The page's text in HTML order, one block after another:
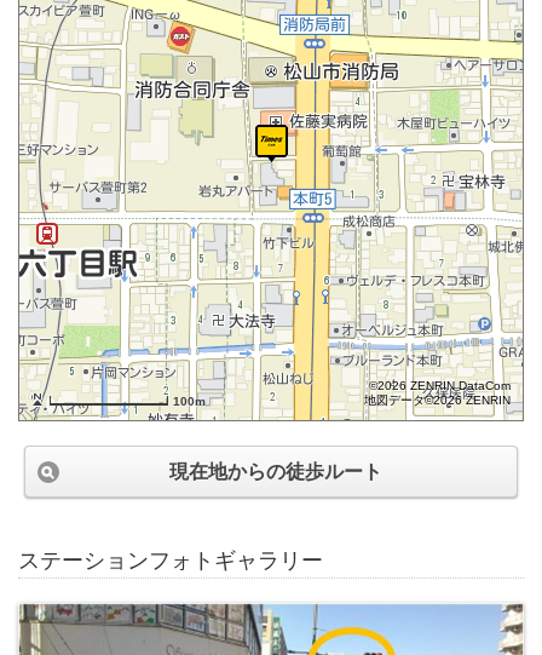
100m
©2026 ZENRIN DataCom
地図データ©2026 ZENRIN
現在地からの徒歩ルート
ステーションフォトギャラリー